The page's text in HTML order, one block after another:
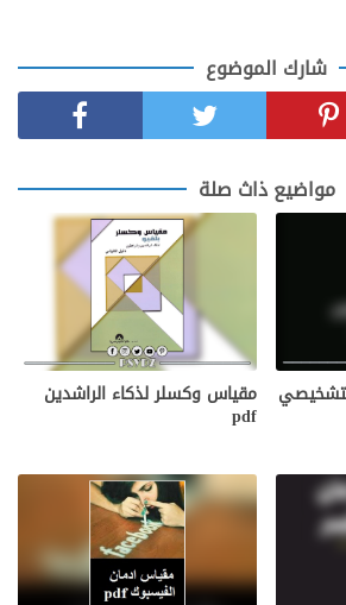
شارك الموضوع
مواضيع ذاث صلة
مقياس وكسلر لذكاء الراشدين
pdf